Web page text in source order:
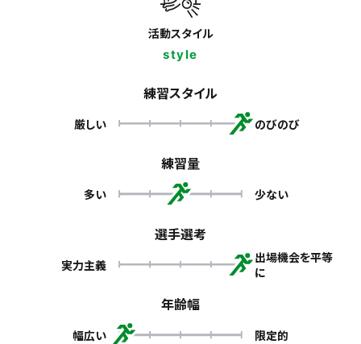
活動スタイル
style
練習スタイル
厳しい のびのび
練習量
多い 少ない
選手選考
実力主義
出場機会を平等
に
年齢幅
幅広い 限定的